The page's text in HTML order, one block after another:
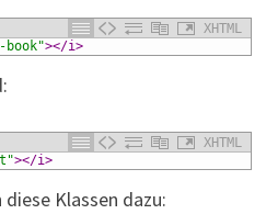
XHTML
></i>
XHTML
></i>
Klassen dazu: